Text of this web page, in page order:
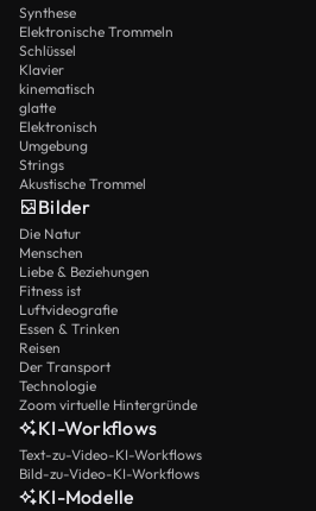
Synthese
Elektronische Trommeln
Schlüssel
Klavier
kinematisch
glatte
Elektronisch
Umgebung
Strings
Akustische Trommel
Bilder
Die Natur
Menschen
Liebe & Beziehungen
Fitness ist
Luftvideografie
Essen & Trinken
Reisen
Der Transport
Technologie
Zoom virtuelle Hintergründe
KI-Workflows
Text-zu-Video-KI-Workflows
Bild-zu-Video-KI-Workflows
KI-Modelle